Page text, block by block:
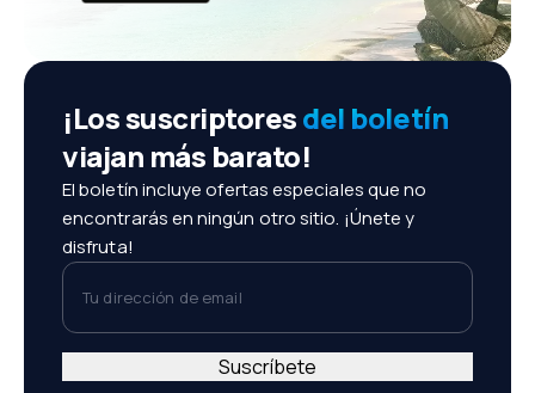
¡Los suscriptoresdel boletín
viajan más barato!
El boletín incluye ofertas especiales que no
encontrarás en ningún otro sitio. ¡Únete y
disfruta!
Tu dirección de email
Suscríbete